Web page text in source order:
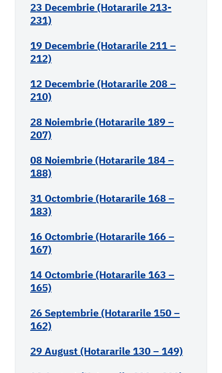
23 Decembrie (Hotararile 213-
231)
19 Decembrie (Hotararile 211 –
212)
12 Decembrie (Hotararile 208 –
210)
28 Noiembrie (Hotararile 189 –
207)
08 Noiembrie (Hotararile 184 –
188)
31 Octombrie (Hotararile 168 –
183)
16 Octombrie (Hotararile 166 –
167)
14 Octombrie (Hotararile 163 –
165)
26 Septembrie (Hotararile 150 –
162)
29 August (Hotararile 130 – 149)